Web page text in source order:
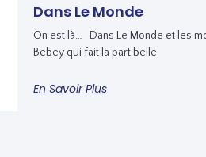
Dans Le Monde
On est là… Dans Le Monde et les
Bebey qui fait la part belle
En Savoir Plus